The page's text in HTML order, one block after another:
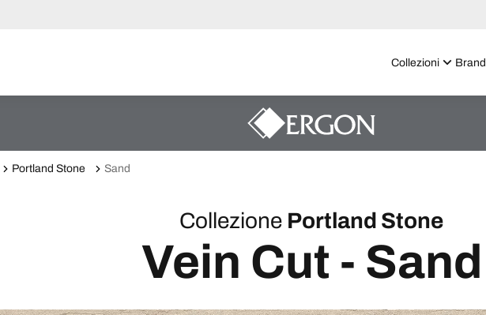
Collezioni Brand
Portland Stone Sand
Collezione Portland Stone
Vein Cut - Sand